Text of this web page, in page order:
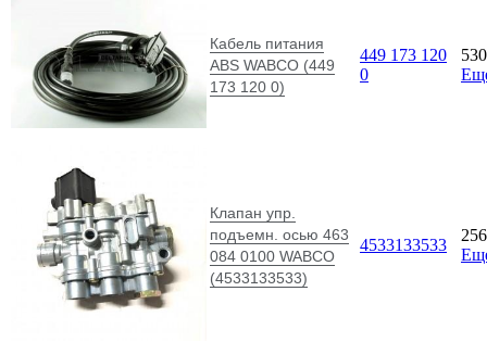
Кабель питания
АBS WABCO (449
173 120 0)
449 173 120
0
Клапан упр.
подъемн. осью 463
084 0100 WABCO
(4533133533)
4533133533